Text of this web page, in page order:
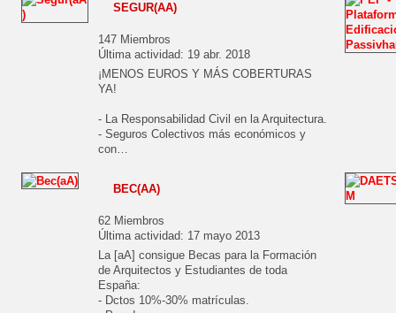
SEGUR(AA)
147 Miembros
Última actividad: 19 abr. 2018
¡MENOS EUROS Y MÁS COBERTURAS
YA!
- La Responsabilidad Civil en la Arquitectura.
- Seguros Colectivos más económicos y
con…
BEC(AA)
62 Miembros
Última actividad: 17 mayo 2013
La [aA] consigue Becas para la Formación
de Arquitectos y Estudiantes de toda
España:
- Dctos 10%-30% matrículas.